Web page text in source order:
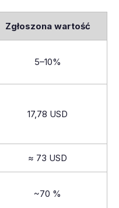
Zgłoszona wartość
5–10%
17,78 USD
≈ 73 USD
~70 %